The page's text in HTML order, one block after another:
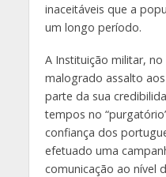
inaceitáveis que a
um longo período.
A Instituição militar,
malogrado assalto
parte da sua
tempos no
confiança dos
efetuado uma
comunicação ao nível